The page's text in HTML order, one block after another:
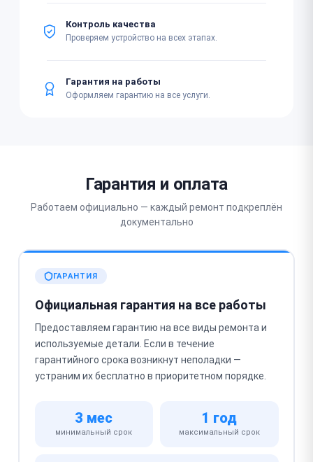
Контроль качества
Проверяем устройство на всех этапах.
Гарантия на работы
Оформляем гарантию на все услуги.
Гарантия и оплата
Работаем официально — каждый ремонт подкреплён
документально
ГАРАНТИЯ
Официальная гарантия на все работы
Предоставляем гарантию на все виды ремонта и
используемые детали. Если в течение
гарантийного срока возникнут неполадки —
устраним их бесплатно в приоритетном порядке.
3 мес
минимальный срок
1 год
максимальный срок